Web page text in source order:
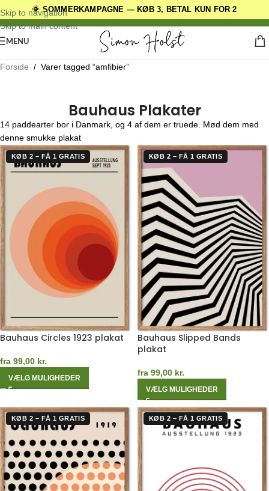
🌞 SOMMERKAMPAGNE — KØB 3, BETAL KUN FOR 2
Skip to navigation
Skip to main content
DANSKE ORIGINALE DESIGNS
MENU
Forside / Varer tagged “amfibier”
Bauhaus Plakater
14 paddearter bor i Danmark, og 4 af dem er truede. Mød dem med
denne smukke plakat
KØB 2 – FÅ 1 GRATIS
Bauhaus Circles 1923 plakat
fra 99,00 kr.
VÆLG MULIGHEDER
KØB 2 – FÅ 1 GRATIS
Bauhaus Slipped Bands
plakat
fra 99,00 kr.
VÆLG MULIGHEDER
KØB 2 – FÅ 1 GRATIS KØB 2 – FÅ 1 GRATIS